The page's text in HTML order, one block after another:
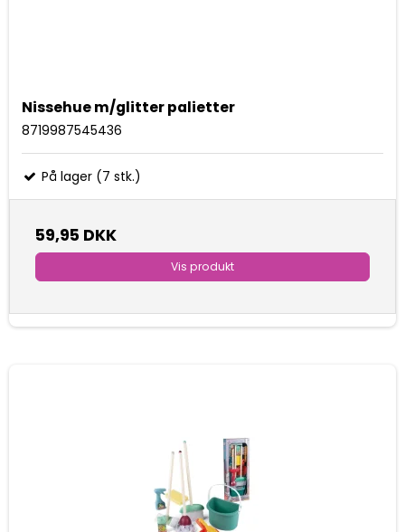
Nissehue m/glitter palietter
8719987545436
På lager (7 stk.)
59,95 DKK
Vis produkt